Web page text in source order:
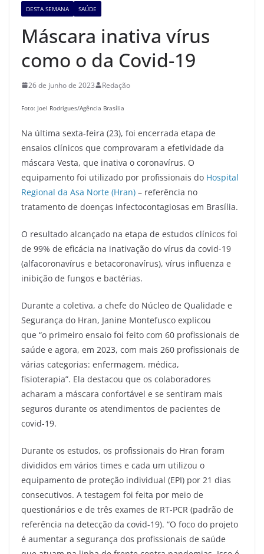
DESTA SEMANA SAÚDE
Máscara inativa vírus
como o da Covid-19
26 de junho de 2023 Redação
Foto: Joel Rodrigues/Agência Brasília
Na última sexta-feira (23), foi encerrada etapa de
ensaios clínicos que comprovaram a efetividade da
máscara Vesta, que inativa o coronavírus. O
equipamento foi utilizado por profissionais do Hospital
Regional da Asa Norte (Hran) – referência no
tratamento de doenças infectocontagiosas em Brasília.
O resultado alcançado na etapa de estudos clínicos foi
de 99% de eficácia na inativação do vírus da covid-19
(alfacoronavírus e betacoronavírus), vírus influenza e
inibição de fungos e bactérias.
Durante a coletiva, a chefe do Núcleo de Qualidade e
Segurança do Hran, Janine Montefusco explicou
que “o primeiro ensaio foi feito com 60 profissionais de
saúde e agora, em 2023, com mais 260 profissionais de
várias categorias: enfermagem, médica,
fisioterapia”. Ela destacou que os colaboradores
acharam a máscara confortável e se sentiram mais
seguros durante os atendimentos de pacientes de
covid-19.
Durante os estudos, os profissionais do Hran foram
divididos em vários times e cada um utilizou o
equipamento de proteção individual (EPI) por 21 dias
consecutivos. A testagem foi feita por meio de
questionários e de três exames de RT-PCR (padrão de
referência na detecção da covid-19). “O foco do projeto
é aumentar a segurança dos profissionais de saúde